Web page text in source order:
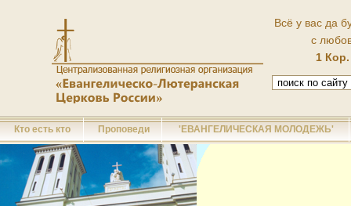
Всё у вас да
с
1
Кто есть кто Проповеди 'ЕВАНГЕЛИЧЕСКАЯ МОЛОДЕЖЬ'